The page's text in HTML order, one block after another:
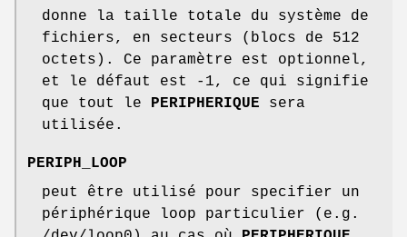
donne la taille totale du système de
fichiers, en secteurs (blocs de 512
octets). Ce paramètre est optionnel,
et le défaut est -1, ce qui signifie
que tout le PERIPHERIQUE sera
utilisée.
PERIPH_LOOP
peut être utilisé pour specifier un
périphérique loop particulier (e.g.